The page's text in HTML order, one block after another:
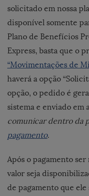
solicitado em nossa
disponível somente
Plano de Benefícios
Express, basta que o
“Movimentações de
haverá a opção
opção, o pedido é
sistema e enviado em
comunicar dentro da
pagamento.
Após o pagamento
valor seja
de pagamento que